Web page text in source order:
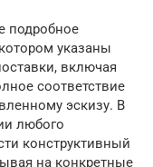
подробное
указаны
включая
соответствие
эскизу. В
любого
конструктивный
на конкретные